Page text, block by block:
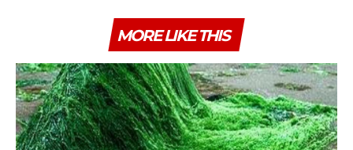
MORE LIKE THIS